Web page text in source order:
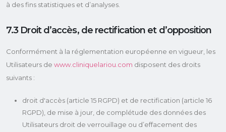
à des fins statistiques et d’analyses.
7.3 Droit d’accès, de rectification et d’opposition
Conformément à la réglementation européenne en vigueur, les
Utilisateurs de www.cliniquelariou.com disposent des droits
suivants :
droit d'accès (article 15 RGPD) et de rectification (article 16
RGPD), de mise à jour, de complétude des données des
Utilisateurs droit de verrouillage ou d’effacement des